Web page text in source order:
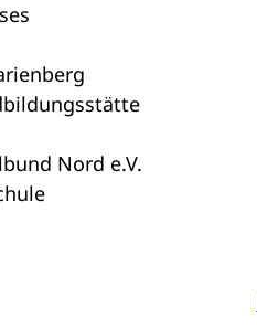
Nord e.V.